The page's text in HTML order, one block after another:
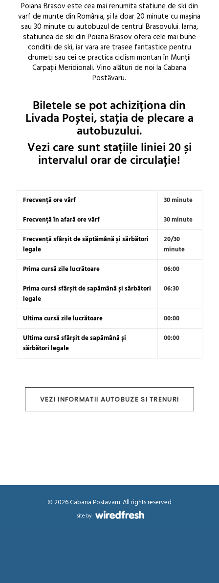
Poiana Brasov este cea mai renumita statiune de ski din
varf de munte din România, și la doar 20 minute cu mașina
sau 30 minute cu autobuzul de centrul Brasovului. Iarna,
statiunea de ski din Poiana Brasov ofera cele mai bune
conditii de ski, iar vara are trasee fantastice pentru
drumeti sau cei ce practica ciclism montan în Munții
Carpații Meridionali. Vino alături de noi la Cabana
Postăvaru.
Biletele se pot achiziționa din
Livada Poștei, stația de plecare a
autobuzului.
Vezi care sunt stațiile liniei 20 și
intervalul orar de circulație!
Frecvență ore vârf
30 minute
Frecvență în afară ore vârf
30 minute
Frecvență sfârșit de săptămână și sărbători
legale
20/30
minute
Prima cursă zile lucrătoare
06:00
Prima cursă sfârșit de sapămână și sărbători
legale
06:30
Ultima cursă zile lucrătoare
00:00
Ultima cursă sfârșit de sapămână și
sărbători legale
00:00
VEZI INFORMATII AUTOBUZE SI TRENURI
©2026 Cabana Postavaru. All rights reserved
site by: